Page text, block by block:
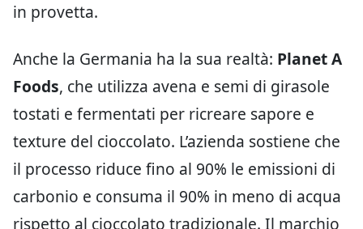
in provetta.
Anche la Germania ha la sua realtà: Planet A
Foods, che utilizza avena e semi di girasole
tostati e fermentati per ricreare sapore e
texture del cioccolato. L’azienda sostiene che
il processo riduce fino al 90% le emissioni di
carbonio e consuma il 90% in meno di acqua
rispetto al cioccolato tradizionale. Il marchio